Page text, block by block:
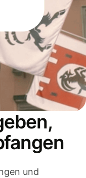
und